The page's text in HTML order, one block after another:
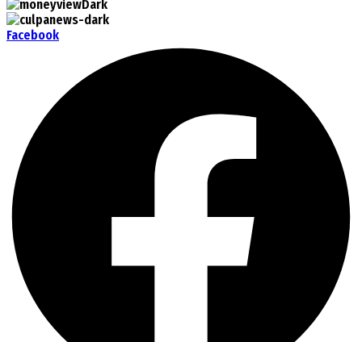
Facebook